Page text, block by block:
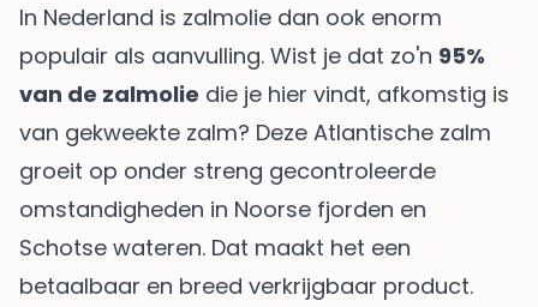
In Nederland is zalmolie dan ook enorm
populair als aanvulling. Wist je dat zo'n 95%
van de zalmolie die je hier vindt, afkomstig is
van gekweekte zalm? Deze Atlantische zalm
groeit op onder streng gecontroleerde
omstandigheden in Noorse fjorden en
Schotse wateren. Dat maakt het een
betaalbaar en breed verkrijgbaar product.